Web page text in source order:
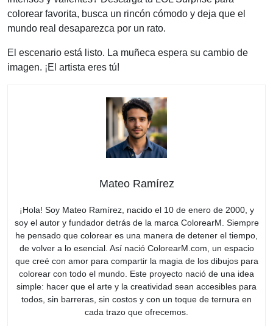
colorear favorita, busca un rincón cómodo y deja que el
mundo real desaparezca por un rato.
El escenario está listo. La muñeca espera su cambio de
imagen. ¡El artista eres tú!
Mateo Ramírez
¡Hola! Soy Mateo Ramírez, nacido el 10 de enero de 2000, y
soy el autor y fundador detrás de la marca ColorearM. Siempre
he pensado que colorear es una manera de detener el tiempo,
de volver a lo esencial. Así nació ColorearM.com, un espacio
que creé con amor para compartir la magia de los dibujos para
colorear con todo el mundo. Este proyecto nació de una idea
simple: hacer que el arte y la creatividad sean accesibles para
todos, sin barreras, sin costos y con un toque de ternura en
cada trazo que ofrecemos.